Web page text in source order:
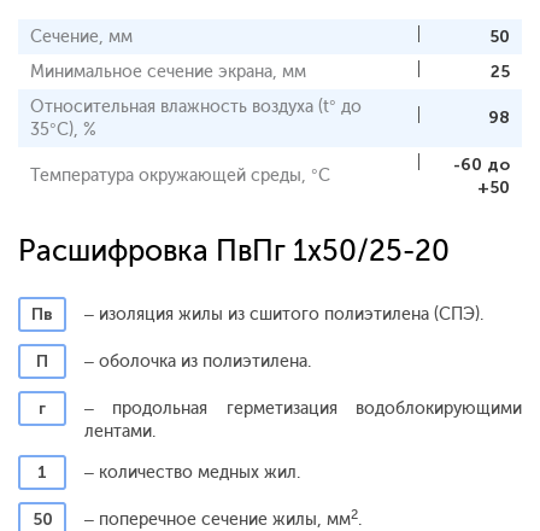
Сечение, мм
50
Минимальное сечение экрана, мм
25
Относительная влажность воздуха (t° до
35°С), %
98
Температура окружающей среды, °С
-60 до
+50
Расшифровка ПвПг 1x50/25-20
Пв – изоляция жилы из сшитого полиэтилена (СПЭ).
П – оболочка из полиэтилена.
г
– продольная герметизация водоблокирующими
лентами.
1
– количество медных жил.
50 – поперечное сечение жилы, мм2.